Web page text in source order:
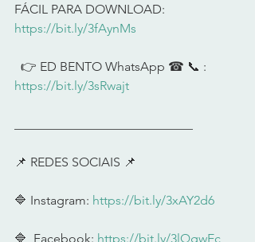
FÁCIL PARA DOWNLOAD:
https://bit.ly/3fAynMs
  👉 ED BENTO WhatsApp ☎ 📞 :
https://bit.ly/3sRwajt
📌 REDES SOCIAIS 📌
🔷 Instagram: https://bit.ly/3xAY2d6
🔷  Facebook: https://bit.ly/3lQgwEc